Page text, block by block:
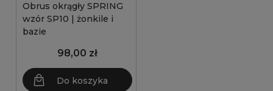
Obrus okrągły SPRING
wzór SP10 | żonkile i
bazie
98,00 zł
Do koszyka